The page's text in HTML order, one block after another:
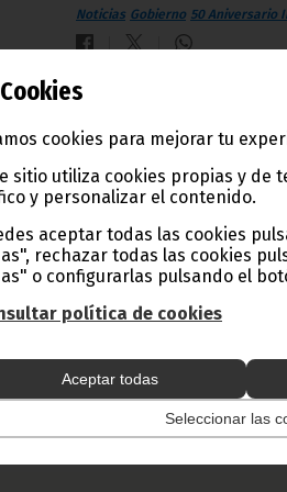
Cookies
cookies para mejorar tu
sitio utiliza cookies propias y de
y personalizar el contenido.
aceptar todas las cookies
rechazar todas las cookies
o configurarlas pulsando el
política de cookies
Aceptar todas
Seleccionar las
Noticias Gobierno 50 Aniversario
periodistas de RTVGE
septiembre 25, 2018
Con ocasión del 50
de la Radio y Televisión
del Ministerio de
Decreto núm. 150/2018, de
profesionales de los medios
Ecuatorial han sido
septiembre, por el Primer
Asue, en representación del
Nguema Mbasogo.